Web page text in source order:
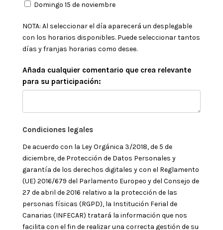
Domingo 15 de noviembre
NOTA: Al seleccionar el día aparecerá un desplegable
con los horarios disponibles. Puede seleccionar tantos
días y franjas horarias como desee.
Añada cualquier comentario que crea relevante
para su participación:
Condiciones legales
De acuerdo con la Ley Orgánica 3/2018, de 5 de
diciembre, de Protección de Datos Personales y
garantía de los derechos digitales y con el Reglamento
(UE) 2016/679 del Parlamento Europeo y del Consejo de
27 de abril de 2016 relativo a la protección de las
personas físicas (RGPD), la Institución Ferial de
Canarias (INFECAR) tratará la información que nos
facilita con el fin de realizar una correcta gestión de su